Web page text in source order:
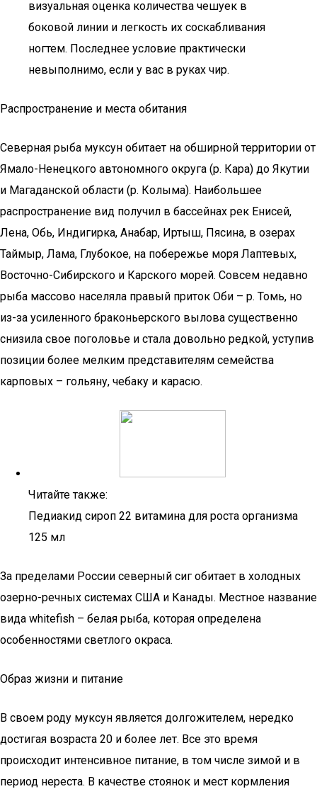
визуальная оценка количества чешуек в
боковой линии и легкость их соскабливания
ногтем. Последнее условие практически
невыполнимо, если у вас в руках чир.
Распространение и места обитания
Северная рыба муксун обитает на обширной территории от
Ямало-Ненецкого автономного округа (р. Кара) до Якутии
и Магаданской области (р. Колыма). Наибольшее
распространение вид получил в бассейнах рек Енисей,
Лена, Обь, Индигирка, Анабар, Иртыш, Пясина, в озерах
Таймыр, Лама, Глубокое, на побережье моря Лаптевых,
Восточно-Сибирского и Карского морей. Совсем недавно
рыба массово населяла правый приток Оби – р. Томь, но
из-за усиленного браконьерского вылова существенно
снизила свое поголовье и стала довольно редкой, уступив
позиции более мелким представителям семейства
карповых – гольяну, чебаку и карасю.
Читайте также:
Педиакид сироп 22 витамина для роста организма
125 мл
За пределами России северный сиг обитает в холодных
озерно-речных системах США и Канады. Местное название
вида whitefish – белая рыба, которая определена
особенностями светлого окраса.
Образ жизни и питание
В своем роду муксун является долгожителем, нередко
достигая возраста 20 и более лет. Все это время
происходит интенсивное питание, в том числе зимой и в
период нереста. В качестве стоянок и мест кормления